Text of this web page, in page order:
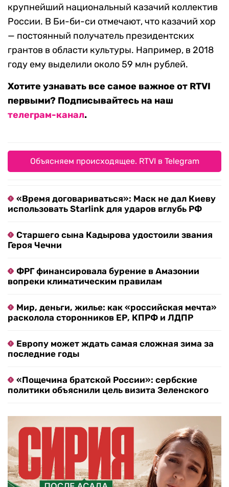
крупнейший национальный казачий коллектив
России. В Би-би-си отмечают, что казачий хор
— постоянный получатель президентских
грантов в области культуры. Например, в 2018
году ему выделили около 59 млн рублей.
Хотите узнавать все самое важное от RTVI
первыми? Подписывайтесь на наш
телеграм-канал.
Объясняем происходящее. RTVI в Telegram
«Время договариваться»: Маск не дал Киеву
использовать Starlink для ударов вглубь РФ
Старшего сына Кадырова удостоили звания
Героя Чечни
ФРГ финансировала бурение в Амазонии
вопреки климатическим правилам
Мир, деньги, жилье: как «российская мечта»
расколола сторонников ЕР, КПРФ и ЛДПР
Европу может ждать самая сложная зима за
последние годы
«Пощечина братской России»: сербские
политики объяснили цель визита Зеленского